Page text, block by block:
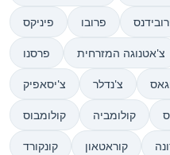
פיניקס פרובו
פרסנו צ'אטנוגה המזרחית
צ'יסאפיק צ'נדלר
קולומבוס קולומביה
קונקורד קוראטאון